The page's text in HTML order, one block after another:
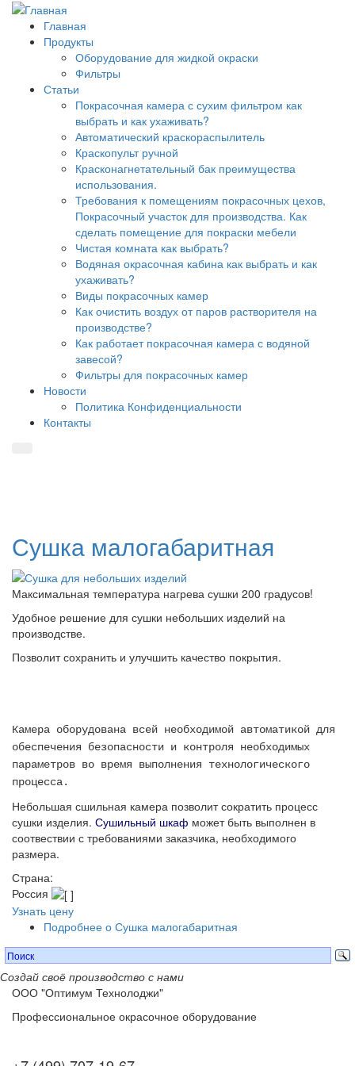
Главная
Продукты
Оборудование для жидкой окраски
Фильтры
Статьи
Покрасочная камера с сухим фильтром как
выбрать и как ухаживать?
Автоматический краскораспылитель
Краскопульт ручной
Красконагнетательный бак преимущества
использования.
Требования к помещениям покрасочных цехов,
Покрасочный участок для производства. Как
сделать помещение для покраски мебели
Чистая комната как выбрать?
Водяная окрасочная кабина как выбрать и как
ухаживать?
Виды покрасочных камер
Как очистить воздух от паров растворителя на
производстве?
Как работает покрасочная камера с водяной
завесой?
Фильтры для покрасочных камер
Новости
Политика Конфиденциальности
Контакты
Сушка малогабаритная
Максимальная температура нагрева сушки 200 градусов!
Удобное решение для сушки небольших изделий на
производстве.
Позволит сохранить и улучшить качество покрытия.
Камера оборудована всей необходимой автоматикой для
обеспечения безопасности и контроля необходимых
параметров во время выполнения технологического
процесса.
Небольшая сшильная камера позволит сократить процесс
сушки изделия. Сушильный шкаф может быть выполнен в
соотвествии с требованиями заказчика, необходимого
размера.
Страна:
Россия
Узнать цену
Подробнее о Сушка малогабаритная
Создай своё производство с нами
ООО "Оптимум Технолоджи"
Профессиональное окрасочное оборудование